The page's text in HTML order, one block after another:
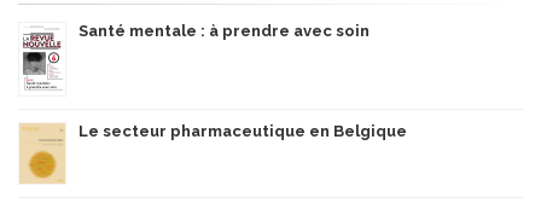
Santé mentale : à prendre avec soin
Le secteur pharmaceutique en Belgique